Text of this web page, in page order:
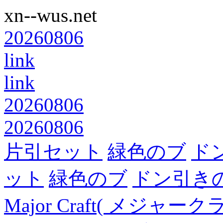
xn--wus.net
20260806
link
link
20260806
20260806
片引セット 緑色のブ ド
ット 緑色のブ ドン引き
Major Craft( メジャーク